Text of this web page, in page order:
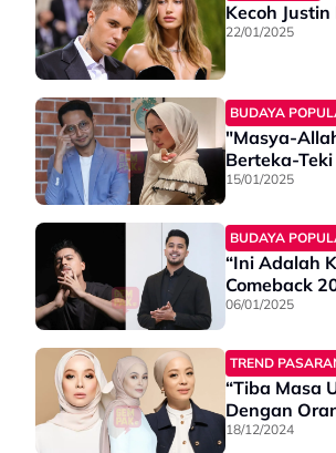
Kecoh
22/01/2025
BUDAYA
"Masya-
Berteka-
15/01/2025
BUDAYA
“Ini Adalah
Comeback
06/01/2025
TREND
“Tiba Masa
Dengan
18/12/2024